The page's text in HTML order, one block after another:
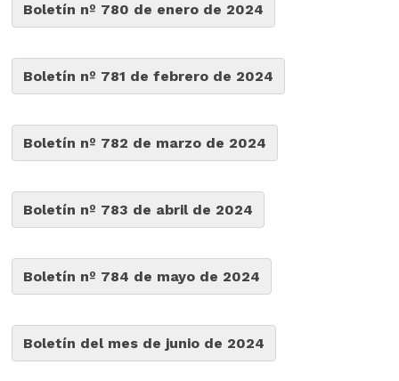
Boletín nº 780 de enero de 2024
Boletín nº 781 de febrero de 2024
Boletín nº 782 de marzo de 2024
Boletín nº 783 de abril de 2024
Boletín nº 784 de mayo de 2024
Boletín del mes de junio de 2024